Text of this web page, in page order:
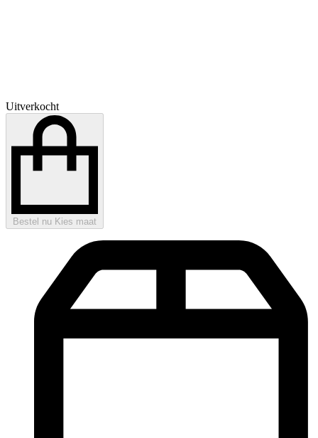
Uitverkocht
Bestel nu Kies maat